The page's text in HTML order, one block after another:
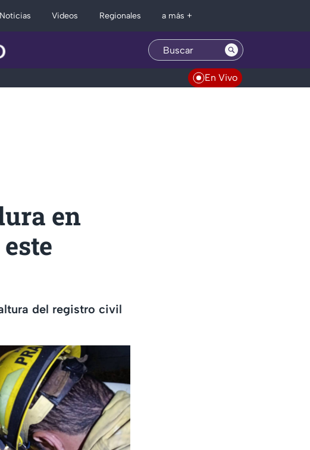
Videos Regionales a más +
En Vivo
en
del registro civil